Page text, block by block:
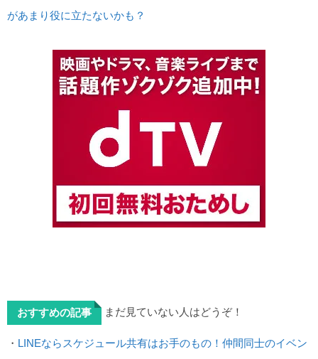
があまり役に立たないかも？
おすすめの記事 まだ見ていない人はどうぞ！
・ LINEならスケジュール共有はお手のもの！仲間同士のイベン